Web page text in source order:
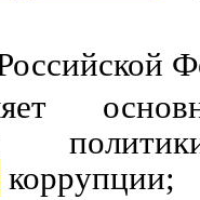
коррупции;